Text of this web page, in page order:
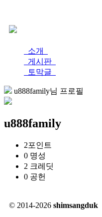
소개
게시판
토막글
u888family님 프로필
u888family
2포인트
0 명성
2 크레딧
0 공헌
© 2014-2026 shimsangduk